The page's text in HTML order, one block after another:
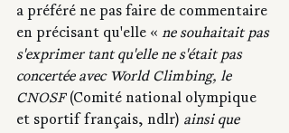
a préféré ne pas faire de commentaire
en précisant qu'elle « ne souhaitait pas
s'exprimer tant qu'elle ne s'était pas
concertée avec World Climbing, le
CNOSF (Comité national olympique
et sportif français, ndlr) ainsi que